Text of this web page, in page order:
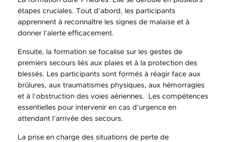
étapes cruciales. Tout d’abord, les participants
apprennent à reconnaître les signes de malaise et à
donner l’alerte efficacement.
Ensuite, la formation se focalise sur les gestes de
premiers secours liés aux plaies et à la protection des
blessés. Les participants sont formés à réagir face aux
brûlures, aux traumatismes physiques, aux hémorragies
et à l’obstruction des voies aériennes. Les compétences
essentielles pour intervenir en cas d’urgence en
attendant l’arrivée des secours.
La prise en charge des situations de perte de